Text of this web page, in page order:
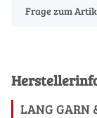
Frage zum
LANG GARN